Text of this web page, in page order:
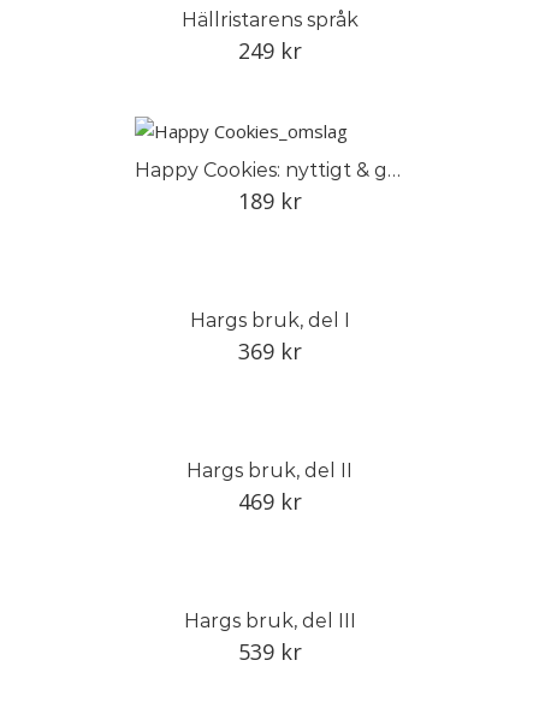
Hällristarens språk
249 kr
Happy Cookies: nyttigt & gott
189 kr
Hargs bruk, del I
369 kr
Hargs bruk, del II
469 kr
Hargs bruk, del III
539 kr